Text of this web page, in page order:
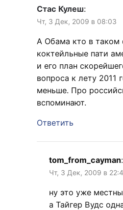
Стас Кулеш:
Чт, 3 Дек, 2009 в 08:03
А Обама кто в таком
коктейльные пати
и его план
вопроса к лету 2011
меньше. Про
вспоминают.
Ответить
tom_from_cayman:
Чт, 3 Дек, 2009 в
ну это уже
а Тайгер Вудс